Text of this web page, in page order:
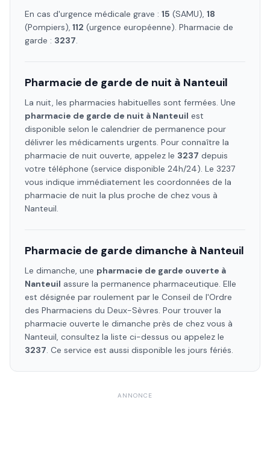
En cas d'urgence médicale grave : 15 (SAMU), 18
(Pompiers), 112 (urgence européenne). Pharmacie de
garde : 3237.
Pharmacie de garde de nuit à Nanteuil
La nuit, les pharmacies habituelles sont fermées. Une
pharmacie de garde de nuit à Nanteuil est
disponible selon le calendrier de permanence pour
délivrer les médicaments urgents. Pour connaître la
pharmacie de nuit ouverte, appelez le 3237 depuis
votre téléphone (service disponible 24h/24). Le 3237
vous indique immédiatement les coordonnées de la
pharmacie de nuit la plus proche de chez vous à
Nanteuil.
Pharmacie de garde dimanche à Nanteuil
Le dimanche, une pharmacie de garde ouverte à
Nanteuil assure la permanence pharmaceutique. Elle
est désignée par roulement par le Conseil de l'Ordre
des Pharmaciens du Deux-Sèvres. Pour trouver la
pharmacie ouverte le dimanche près de chez vous à
Nanteuil, consultez la liste ci-dessus ou appelez le
3237. Ce service est aussi disponible les jours fériés.
ANNONCE